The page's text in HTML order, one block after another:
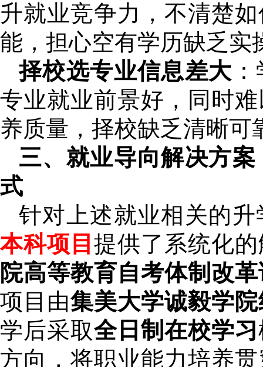
升就业竞争力，不清楚
能，担心空有学历缺乏实
择校选专业信息差大
专业就业前景好，同时
养质量，择校缺乏清晰可
三、就业导向解决方
式
针对上述就业相关的升
本科项目提供了系统化
院高等教育自考体制改
项目由集美大学诚毅学
学后采取全日制在校学习
方向，将职业能力培养